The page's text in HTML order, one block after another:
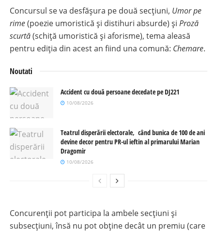
Concursul se va desfășura pe două secțiuni, Umor pe
rime(poezie umoristică și distihuri absurde) și Proză
scurtă(schiţă umoristică și aforisme), tema aleasă
pentru ediția din acest an fiind una comună: Chemare.
Noutati
Accident cu două persoane decedate pe DJ221
10/08/2026
Teatrul disperării electorale, când bunica de 100 de ani
devine decor pentru PR-ul ieftin al primarului Marian
Dragomir
10/08/2026
Concurenții pot participa la ambele secţiuni și
subsecțiuni, însă nu pot obţine decât un premiu (care